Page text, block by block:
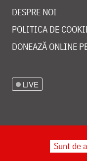
DESPRE NOI
POLITICA DE
DONEAZĂ ONLINE
LIVE
Sunt de